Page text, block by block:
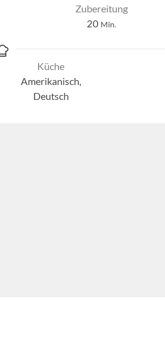
Zubereitung
20 Minuten
Min.
Küche
Amerikanisch,
Deutsch